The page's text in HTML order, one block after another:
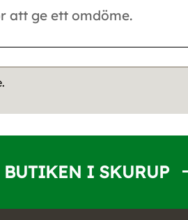
I SKURUP